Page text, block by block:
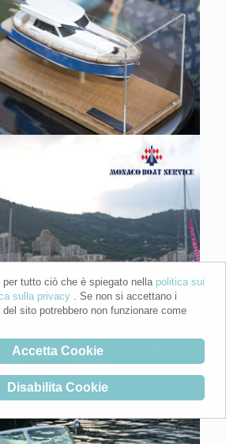
tutto ciò che è spiegato nella politica sui
sulla privacy . Se non si accettano i
sito potrebbero non funzionare come
Accetta Cookie
Disabilita Cookie